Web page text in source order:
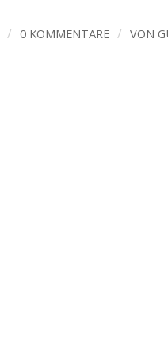
/ 0 KOMMENTARE / VON